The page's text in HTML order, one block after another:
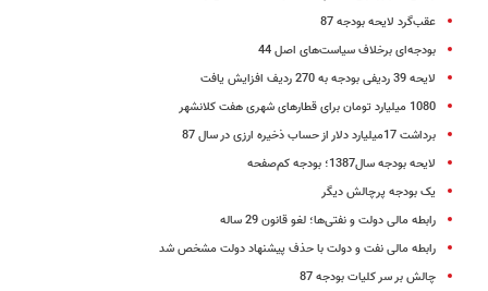
عقب‌گرد لایحه بودجه 87
بودجه‌ای برخلاف سیاست‌های اصل 44
لایحه 39 ردیفی بودجه به 270 ردیف افزایش یافت
1080 میلیارد تومان برای قطارهای شهری هفت کلانشهر
برداشت 17میلیارد دلار از حساب ذخیره ارزی در سال 87
لایحه بودجه سال1387؛ بودجه کم‌صفحه
یک بودجه پرچالش دیگر
رابطه مالی دولت و نفتی‌ها؛ لغو قانون 29 ساله
رابطه مالی نفت و دولت با حذف پیشنهاد دولت مشخص شد
چالش بر سر کلیات بودجه 87